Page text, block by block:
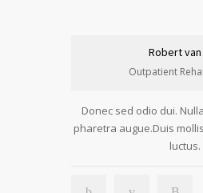
Robert van
Outpatient
Donec sed odio dui.
pharetra augue.Duis
luctus.